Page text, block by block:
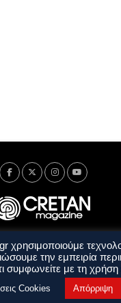
Πολιτική Απορρήτου
Όροι
Όροι και Προϋποθέσεις
χρησιμοποιούμε
την εμπειρία
συμφωνείτε με τη χρήση
Cookies Απόρριψη